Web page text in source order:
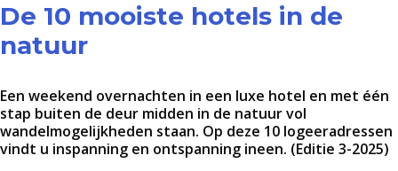
De 10 mooiste hotels in de
natuur
Een weekend overnachten in een luxe hotel en met één
stap buiten de deur midden in de natuur vol
wandelmogelijkheden staan. Op deze 10 logeeradressen
vindt u inspanning en ontspanning ineen. (Editie 3-2025)